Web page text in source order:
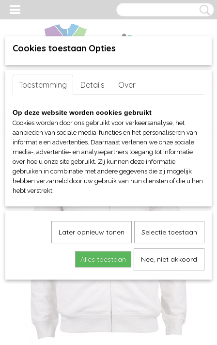
Inloggen Registreren
(0)
Home >webshop>Per merk >Clique >Voor hem en unisex
Sweaters en sweatshirts> Clique Premium OC Cardigan
Cookies toestaan Opties
Toestemming Details Over
Op deze website worden cookies gebruikt
Cookies worden door ons gebruikt voor verkeersanalyse, het
aanbieden van sociale media-functies en het personaliseren van
informatie en advertenties. Daarnaast verlenen we onze sociale
media-, advertentie- en analysepartners toegang tot informatie
over hoe u onze site gebruikt. Zij kunnen deze informatie
gebruiken in combinatie met andere gegevens die zij mogelijk
hebben verzameld door uw gebruik van hun diensten of die u hen
hebt verstrekt.
Later opnieuw tonen Selectie toestaan
Alles toestaan Nee, niet akkoord